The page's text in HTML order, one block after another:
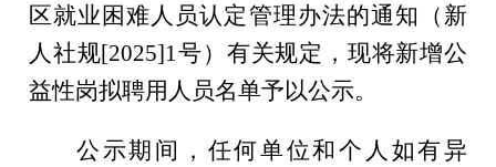
区就业困难人员认定管理办法的通知（新
人社规[2025]1号）有关规定，现将新增公
益性岗拟聘用人员名单予以公示。
公示期间，任何单位和个人如有异